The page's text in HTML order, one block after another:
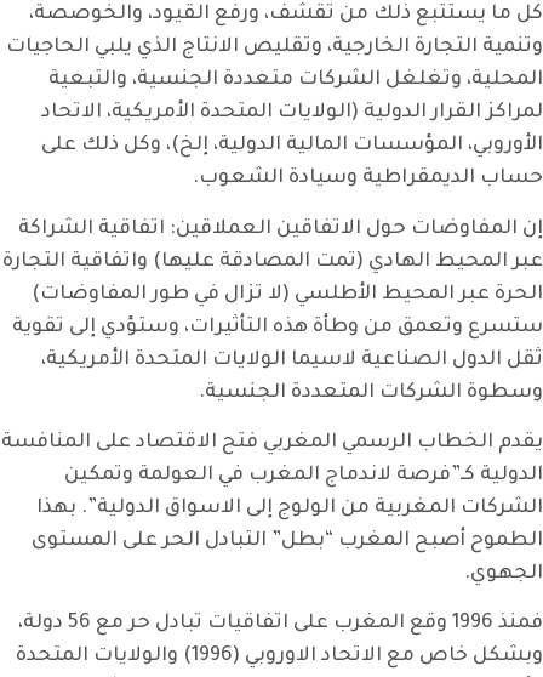
كل ما يستتبع ذلك من تقشف، ورفع القيود، والخوصصة،
وتنمية التجارة الخارجية، وتقليص الانتاج الذي يلبي الحاجيات
المحلية، وتغلغل الشركات متعددة الجنسية، والتبعية
لمراكز القرار الدولية (الولايات المتحدة الأمريكية، الاتحاد
الأوروبي، المؤسسات المالية الدولية، إلخ)، وكل ذلك على
حساب الديمقراطية وسيادة الشعوب.
إن المفاوضات حول الاتفاقين العملاقين: اتفاقية الشراكة
عبر المحيط الهادي (تمت المصادقة عليها) واتفاقية التجارة
الحرة عبر المحيط الأطلسي (لا تزال في طور المفاوضات)
ستسرع وتعمق من وطأة هذه التأثيرات، وستؤدي إلى تقوية
ثقل الدول الصناعية لاسيما الولايات المتحدة الأمريكية،
وسطوة الشركات المتعددة الجنسية.
يقدم الخطاب الرسمي المغربي فتح الاقتصاد على المنافسة
الدولية كـ”فرصة لاندماج المغرب في العولمة وتمكين
الشركات المغربية من الولوج إلى الاسواق الدولية”. بهذا
الطموح أصبح المغرب “بطل” التبادل الحر على المستوى
الجهوي.
فمنذ 1996 وقع المغرب على اتفاقيات تبادل حر مع 56 دولة،
وبشكل خاص مع الاتحاد الاوروبي (1996) والولايات المتحدة